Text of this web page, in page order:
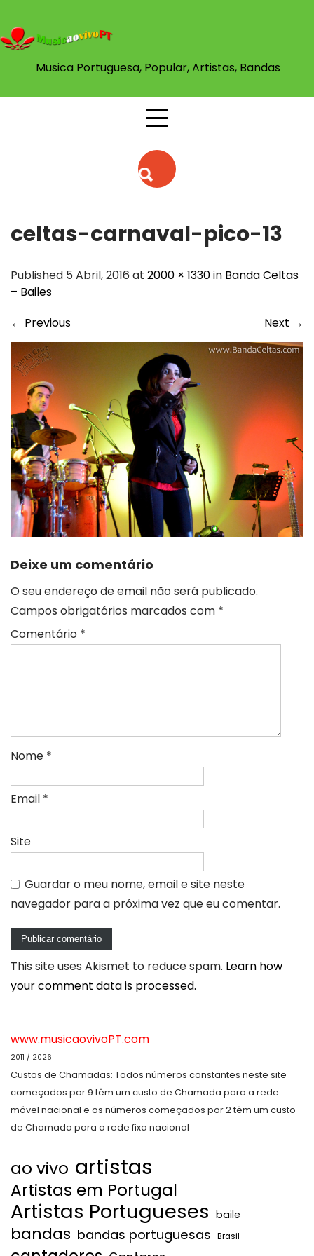
content
Musica Portuguesa, Popular, Artistas, Bandas
celtas-carnaval-pico-13
Published 5 Abril, 2016 at 2000 × 1330in Banda Celtas
– Bailes
← Previous Next →
Deixe um comentário
O seu endereço de email não será publicado.
Campos obrigatórios marcados com *
Comentário *
Nome *
Email *
Site
Guardar o meu nome, email e site neste
navegador para a próxima vez que eu comentar.
This site uses Akismet to reduce spam. Learn how
your comment data is processed.
www.musicaovivoPT.com
2011 / 2026
Custos de Chamadas: Todos números constantes neste site
começados por 9 têm um custo de Chamada para a rede
móvel nacional e os números começados por 2 têm um custo
de Chamada para a rede fixa nacional
ao vivo artistas
Artistas em Portugal
Artistas Portugueses baile
bandas bandas portuguesas Brasil